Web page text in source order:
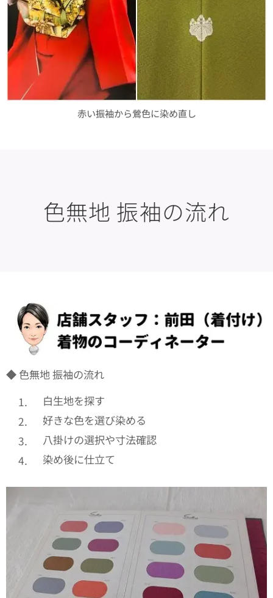
赤い振袖から鶯色に染め直し
色無地 振袖の流れ
◆ 色無地 振袖の流れ
白生地を探す
好きな色を選び染める
八掛けの選択や寸法確認
染め後に仕立て